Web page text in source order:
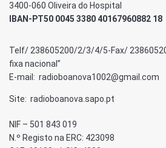
3400-060 Oliveira do Hospital
IBAN-PT50 0045 3380 40167960882 18
Telf/ 238605200/2/3/4/5-Fax/
fixa nacional”
E-mail: radioboanova1002@gmail.com
Site: radioboanova.sapo.pt
NIF – 501 843 019
N.º Registo na ERC: 423098